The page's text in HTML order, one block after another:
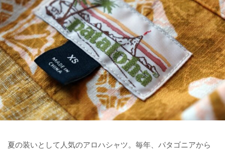
夏の装いとして人気のアロハシャツ。毎年、パタゴニアから